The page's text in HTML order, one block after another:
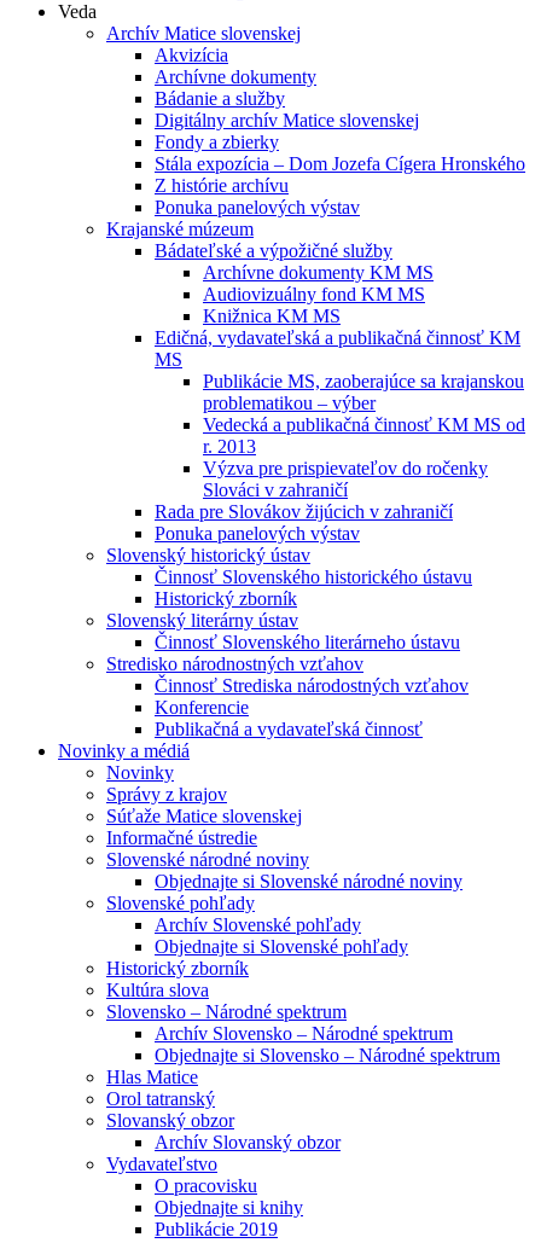
Veda
Archív Matice slovenskej
Akvizícia
Archívne dokumenty
Bádanie a služby
Digitálny archív Matice slovenskej
Fondy a zbierky
Stála expozícia – Dom Jozefa Cígera Hronského
Z histórie archívu
Ponuka panelových výstav
Krajanské múzeum
Bádateľské a výpožičné služby
Archívne dokumenty KM MS
Audiovizuálny fond KM MS
Knižnica KM MS
Edičná, vydavateľská a publikačná činnosť KM
MS
Publikácie MS, zaoberajúce sa krajanskou
problematikou – výber
Vedecká a publikačná činnosť KM MS od
r. 2013
Výzva pre prispievateľov do ročenky
Slováci v zahraničí
Rada pre Slovákov žijúcich v zahraničí
Ponuka panelových výstav
Slovenský historický ústav
Činnosť Slovenského historického ústavu
Historický zborník
Slovenský literárny ústav
Činnosť Slovenského literárneho ústavu
Stredisko národnostných vzťahov
Činnosť Strediska národostných vzťahov
Konferencie
Publikačná a vydavateľská činnosť
Novinky a médiá
Novinky
Správy z krajov
Súťaže Matice slovenskej
Informačné ústredie
Slovenské národné noviny
Objednajte si Slovenské národné noviny
Slovenské pohľady
Archív Slovenské pohľady
Objednajte si Slovenské pohľady
Historický zborník
Kultúra slova
Slovensko – Národné spektrum
Archív Slovensko – Národné spektrum
Objednajte si Slovensko – Národné spektrum
Hlas Matice
Orol tatranský
Slovanský obzor
Archív Slovanský obzor
Vydavateľstvo
O pracovisku
Objednajte si knihy
Publikácie 2019